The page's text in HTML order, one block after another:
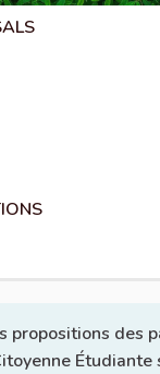
propositions des
Étudiante